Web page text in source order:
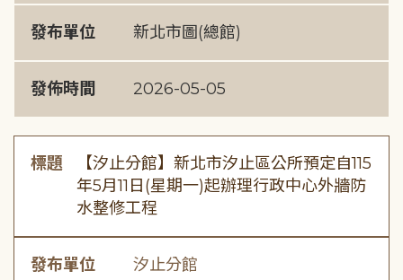
發布單位 新北市圖(總館)
發佈時間 2026-05-05
標題
【汐止分館】新北市汐止區公所預定自115
年5月11日(星期一)起辦理行政中心外牆防
水整修工程
發布單位 汐止分館